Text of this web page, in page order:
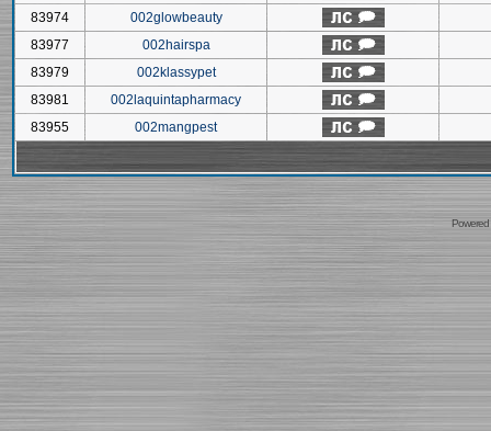
83974
002glowbeauty
83977
002hairspa
83979
002klassypet
83981
002laquintapharmacy
83955
002mangpest